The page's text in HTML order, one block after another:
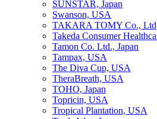
SUNSTAR, Japan
Swanson, USA
TAKARA TOMY Co., Ltd
Takeda Consumer
Tamon Co. Ltd., Japan
Tampax, USA
The Diva Cup, USA
TheraBreath, USA
TOHO, Japan
Topricin, USA
Tropical Plantation, USA